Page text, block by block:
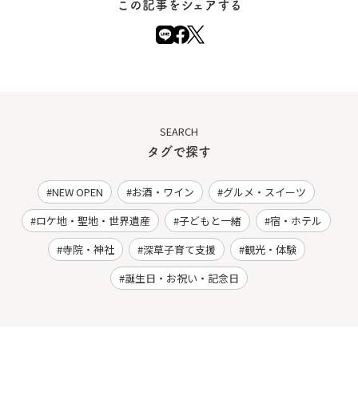
この記事をシェアする
SEARCH
タグで探す
NEW OPEN お酒・ワイン
グルメ・スイーツ
ロケ地・聖地・世界遺産
子どもと一緒
宿・ホテル
寺院・神社
深草子育て支援
観光・体験
誕生日・お祝い・記念日